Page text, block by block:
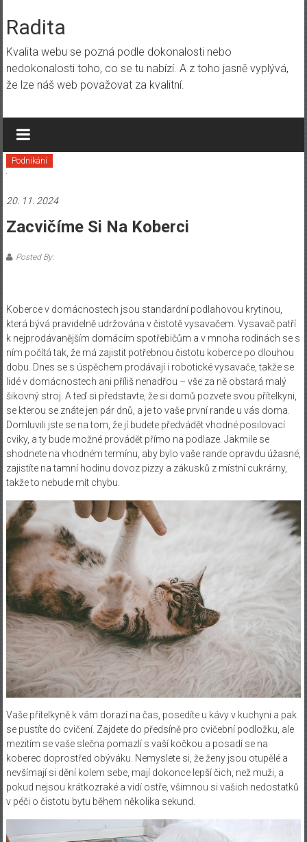
to
content
Radita
Kvalita webu se pozná podle dokonalosti nebo
nedokonalosti toho, co se tu nabízí. A z toho jasně vyplývá,
že lze náš web považovat za kvalitní.
Podnikání
20. 11. 2024
Zacvičíme Si Na Koberci
Posted By:
Koberce v domácnostech jsou standardní podlahovou krytinou,
která bývá pravidelně udržována v čistotě vysavačem. Vysavač patří
k nejprodávanějším domácím spotřebičům a v mnoha rodinách se s
ním počítá tak, že má zajistit potřebnou čistotu koberce po dlouhou
dobu. Dnes se s úspěchem prodávají i robotické vysavače, takže se
lidé v domácnostech ani příliš nenadřou – vše za ně obstará malý
šikovný stroj. A teď si představte, že si domů pozvete svou přítelkyni,
se kterou se znáte jen pár dnů, a je to vaše první rande u vás doma.
Domluvili jste se na tom, že jí budete předvádět vhodné posilovací
cviky, a ty bude možné provádět přímo na podlaze. Jakmile se
shodnete na vhodném termínu, aby bylo vaše rande opravdu úžasné,
zajistíte na tamní hodinu dovoz pizzy a zákusků z místní cukrárny,
takže to nebude mít chybu.
Vaše přítelkyně k vám dorazí na čas, posedíte u kávy v kuchyni a pak
se pustíte do cvičení. Zajdete do předsíně pro cvičební podložku, ale
mezitím se vaše slečna pomazlí s vaší kočkou a posadí se na
koberec doprostřed obýváku. Nemyslete si, že ženy jsou otupělé a
nevšímají si dění kolem sebe, mají dokonce lepší čich, než muži, a
pokud nejsou krátkozraké a vidí ostře, všimnou si vašich nedostatků
v péči o čistotu bytu během několika sekund.